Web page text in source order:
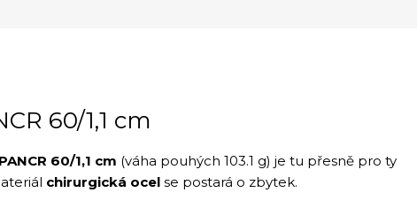
60/1,1 cm
60/1,1 cm (váha pouhých 103.1 g) je tu přesně pro ty
chirurgická ocel se postará o zbytek.